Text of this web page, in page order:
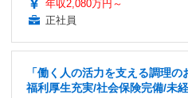
年収2,080万円～
正社員
「働く人の活力を支える調理
福利厚生充実/社会保険完備/未